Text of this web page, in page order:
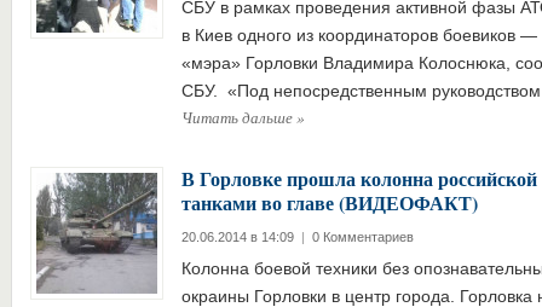
СБУ в рамках проведения активной фазы
в Киев одного из координаторов боевиков
«мэра» Горловки Владимира Колоснюка,
СБУ. «Под непосредственным
Читать дальше»
В Горловке прошла колонна российской
танками во главе (ВИДЕОФАКТ)
20.06.2014 в 14:09 | 0 Комментариев
Колонна боевой техники без
окраины Горловки в центр города. Горловка